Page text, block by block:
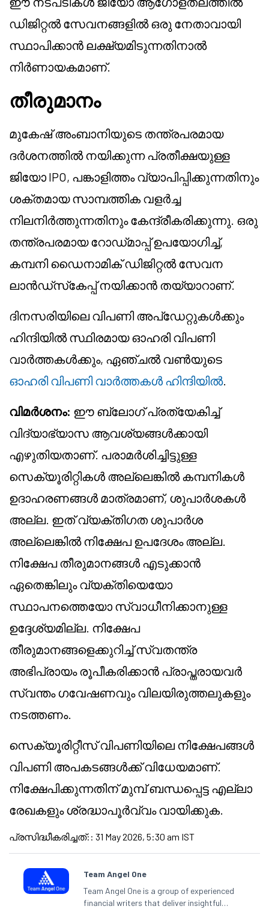
ഡിജിറ്റൽ സേവനങ്ങളിൽ ഒരു നേതാവായി
സ്ഥാപിക്കാൻ ലക്ഷ്യമിടുന്നതിനാൽ
നിർണായകമാണ്.
തീരുമാനം
മുകേഷ് അംബാനിയുടെ തന്ത്രപരമായ
ദർശനത്തിൽ നയിക്കുന്ന പ്രതീക്ഷയുള്ള
ജിയോ IPO, പങ്കാളിത്തം വ്യാപിപ്പിക്കുന്നതിനും
ശക്തമായ സാമ്പത്തിക വളർച്ച
നിലനിർത്തുന്നതിനും കേന്ദ്രീകരിക്കുന്നു. ഒരു
തന്ത്രപരമായ റോഡ്‌മാപ്പ് ഉപയോഗിച്ച്,
കമ്പനി ഡൈനാമിക് ഡിജിറ്റൽ സേവന
ലാൻഡ്‌സ്‌കേപ്പ് നയിക്കാൻ തയ്യാറാണ്.
ദിനസരിയിലെ വിപണി അപ്‌ഡേറ്റുകൾക്കും
ഹിന്ദിയിൽ സ്ഥിരമായ ഓഹരി വിപണി
വാർത്തകൾക്കും, ഏഞ്ചൽ വൺയുടെ
ഓഹരി വിപണി വാർത്തകൾ ഹിന്ദിയിൽ.
വിമർശനം: ഈ ബ്ലോഗ് പ്രത്യേകിച്ച്
വിദ്യാഭ്യാസ ആവശ്യങ്ങൾക്കായി
എഴുതിയതാണ്. പരാമർശിച്ചിട്ടുള്ള
സെക്യൂരിറ്റികൾ അല്ലെങ്കിൽ കമ്പനികൾ
ഉദാഹരണങ്ങൾ മാത്രമാണ്, ശുപാർശകൾ
അല്ല. ഇത് വ്യക്തിഗത ശുപാർശ
അല്ലെങ്കിൽ നിക്ഷേപ ഉപദേശം അല്ല.
നിക്ഷേപ തീരുമാനങ്ങൾ എടുക്കാൻ
ഏതെങ്കിലും വ്യക്തിയെയോ
സ്ഥാപനത്തെയോ സ്വാധീനിക്കാനുള്ള
ഉദ്ദേശ്യമില്ല. നിക്ഷേപ
തീരുമാനങ്ങളെക്കുറിച്ച് സ്വതന്ത്ര
അഭിപ്രായം രൂപീകരിക്കാൻ പ്രാപ്തരായവർ
സ്വന്തം ഗവേഷണവും വിലയിരുത്തലുകളും
നടത്തണം.
സെക്യൂരിറ്റീസ് വിപണിയിലെ നിക്ഷേപങ്ങൾ
വിപണി അപകടങ്ങൾക്ക് വിധേയമാണ്.
നിക്ഷേപിക്കുന്നതിന് മുമ്പ് ബന്ധപ്പെട്ട എല്ലാ
രേഖകളും ശ്രദ്ധാപൂർവ്വം വായിക്കുക.
പ്രസിദ്ധീകരിച്ചത്: : 31 May 2026, 5:30 am IST
Team Angel One
Team Angel One is a group of experienced
financial writers that deliver insightful